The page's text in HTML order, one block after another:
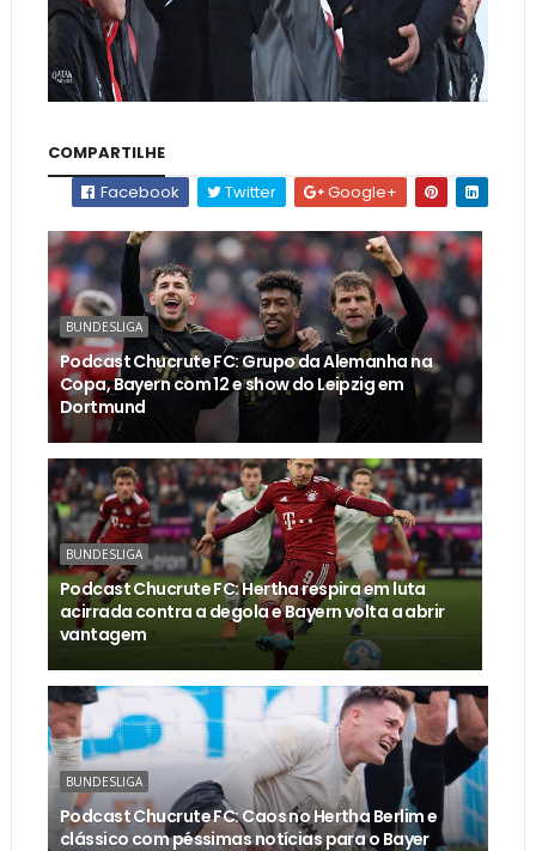
COMPARTILHE
Facebook
Twitter Google+
BUNDESLIGA
Podcast Chucrute FC: Grupo da Alemanha na
Copa, Bayern com 12 e show do Leipzig em
Dortmund
BUNDESLIGA
Podcast Chucrute FC: Hertha respira em luta
acirrada contra a degola e Bayern volta a abrir
vantagem
BUNDESLIGA
Podcast Chucrute FC: Caos no Hertha Berlim e
clássico com péssimas notícias para o Bayer